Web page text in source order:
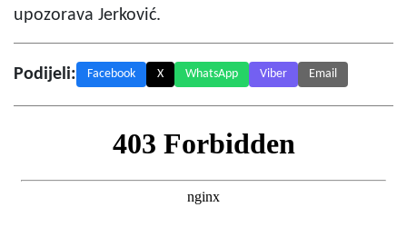
upozorava Jerković.
Podijeli: Facebook X WhatsApp Viber Email